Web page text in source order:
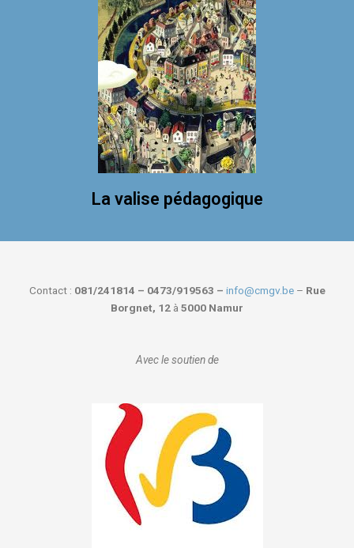
La valise pédagogique
Contact : 081/241814 – 0473/919563 – info@cmgv.be– Rue
Borgnet, 12 à 5000 Namur
Avec le soutien de